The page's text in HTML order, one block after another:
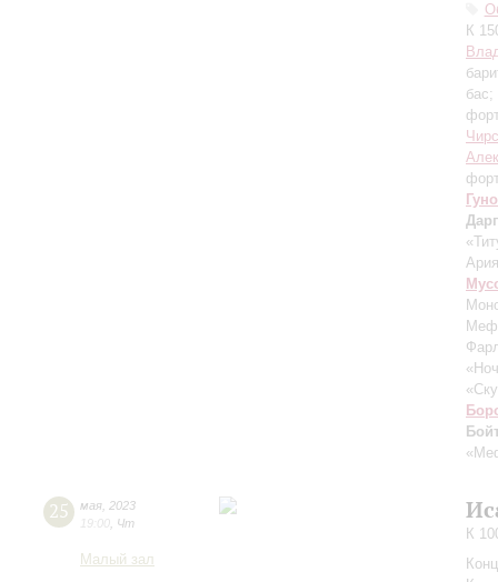
К
бас;
Гуно
25 мая 2023
19:00 Чт
Малый зал
К